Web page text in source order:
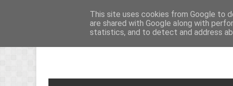
ΕΠΙΚΟΙΝΩΝΊΑ
This site uses cookies from Google to
are shared with Google along with
statistics, and to detect and address